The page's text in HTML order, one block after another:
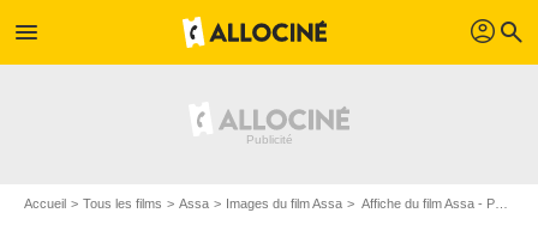
menu profil search
Accueil Tous les films Assa Images du film Assa Affiche du film Assa - Photo 1